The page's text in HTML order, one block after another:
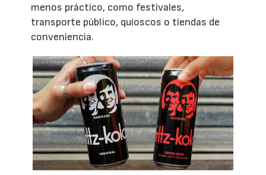
menos práctico, como festivales,
transporte público, quioscos o tiendas de
conveniencia.